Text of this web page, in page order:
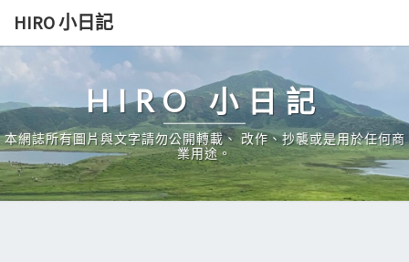
Skip
content
HIRO 小日記
HIRO 小日記
本網誌所有圖片與文字請勿公開轉載、 改作、抄襲或是用於任何商
業用途。